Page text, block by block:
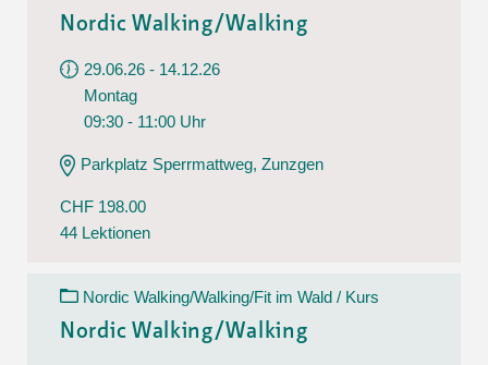
Nordic Walking/Walking
29.06.26 - 14.12.26
Montag
09:30 - 11:00 Uhr
Parkplatz Sperrmattweg, Zunzgen
CHF 198.00
44 Lektionen
Nordic Walking/Walking/Fit im Wald / Kurs
Nordic Walking/Walking